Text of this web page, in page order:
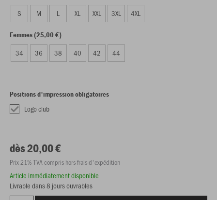
S M L XL XXL 3XL 4XL
Femmes (25,00 €)
34 36 38 40 42 44
Positions d'impression obligatoires
Logo club
dès 20,00 €
Prix 21% TVA compris hors frais d'expédition
Article immédiatement disponible
Livrable dans 8 jours ouvrables